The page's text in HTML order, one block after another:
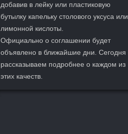
добавив в лейку или пластиковую
бутылку капельку столового уксуса или
лимонной кислоты.
Официально о соглашении будет
объявлено в ближайшие дни. Сегодня
рассказываем подробнее о каждом из
этих качеств.